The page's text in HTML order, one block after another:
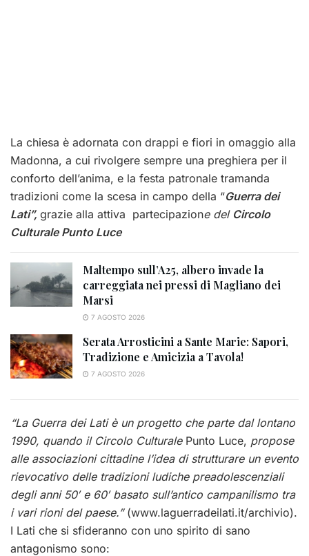
La chiesa è adornata con drappi e fiori in omaggio alla
Madonna, a cui rivolgere sempre una preghiera per il
conforto dell’anima, e la festa patronale tramanda
tradizioni come la scesa in campo della “Guerra dei
Lati”, grazie alla attiva partecipazione del Circolo
Culturale Punto Luce
Maltempo sull’A25, albero invade la
carreggiata nei pressi di Magliano dei
Marsi
7 AGOSTO 2026
Serata Arrosticini a Sante Marie: Sapori,
Tradizione e Amicizia a Tavola!
7 AGOSTO 2026
“La Guerra dei Lati è un progetto che parte dal lontano
1990, quando il Circolo Culturale Punto Luce, propose
alle associazioni cittadine l’idea di strutturare un evento
rievocativo delle tradizioni ludiche preadolescenziali
degli anni 50′e 60′basato sull’antico campanilismo tra
i vari rioni del paese.”(www.laguerradeilati.it/archivio).
I Lati che si sfideranno con uno spirito di sano
antagonismo sono: